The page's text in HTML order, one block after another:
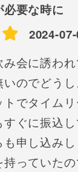
要な時に
2024-
会に誘わ
のでどう
トでタイム
ぐに振込
申し込み
っていた